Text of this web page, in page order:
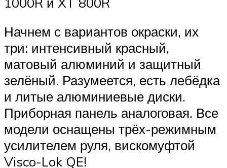
Начнем с вариантов окраски, их
три: интенсивный красный,
матовый алюминий и защитный
зелёный. Разумеется, есть лебёдка
и литые алюминиевые диски.
Приборная панель аналоговая. Все
модели оснащены трёх-режимным
усилителем руля, вискомуфтой
Visco-Lok QE!